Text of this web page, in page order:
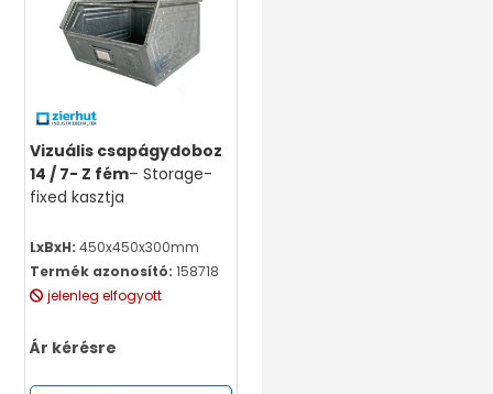
Vizuális csapágydoboz
14 / 7- Z fém– Storage-
fixed kasztja
LxBxH: 450x450x300mm
Termék azonosító: 158718
jelenleg elfogyott
Ár kérésre